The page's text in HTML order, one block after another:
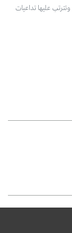
وتترتبعليهاتداعيات